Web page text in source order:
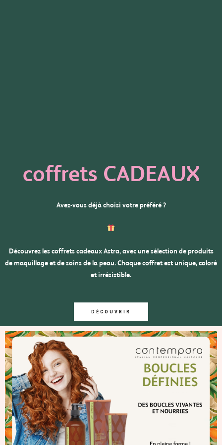
coffrets CADEAUX
Avez-vous déjà choisi votre préféré ?
Découvrez les coffrets cadeaux Astra, avec une sélection de produits
de maquillage et de soins de la peau. Chaque coffret est unique, coloré
et irrésistible.
DÉCOUVRIR